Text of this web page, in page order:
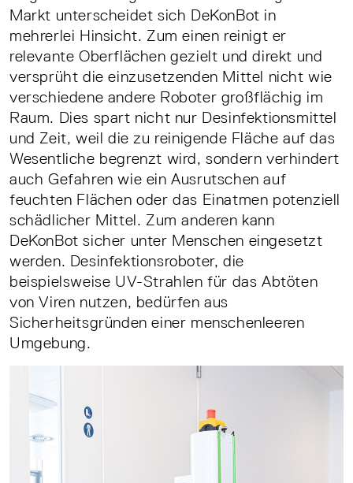
Markt unterscheidet sich DeKonBot in
mehrerlei Hinsicht. Zum einen reinigt er
relevante Oberflächen gezielt und direkt und
versprüht die einzusetzenden Mittel nicht wie
verschiedene andere Roboter großflächig im
Raum. Dies spart nicht nur Desinfektionsmittel
und Zeit, weil die zu reinigende Fläche auf das
Wesentliche begrenzt wird, sondern verhindert
auch Gefahren wie ein Ausrutschen auf
feuchten Flächen oder das Einatmen potenziell
schädlicher Mittel. Zum anderen kann
DeKonBot sicher unter Menschen eingesetzt
werden. Desinfektionsroboter, die
beispielsweise UV-Strahlen für das Abtöten
von Viren nutzen, bedürfen aus
Sicherheitsgründen einer menschenleeren
Umgebung.